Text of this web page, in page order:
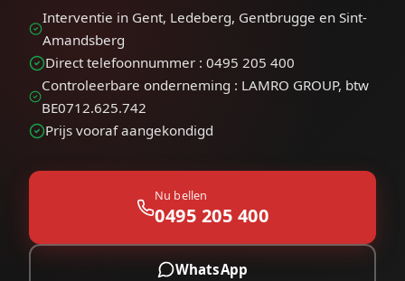
Interventie in Gent, Ledeberg, Gentbrugge en Sint-
Amandsberg
Direct telefoonnummer : 0495 205 400
Controleerbare onderneming : LAMRO GROUP, btw
BE0712.625.742
Prijs vooraf aangekondigd
Nu bellen
0495 205 400
WhatsApp